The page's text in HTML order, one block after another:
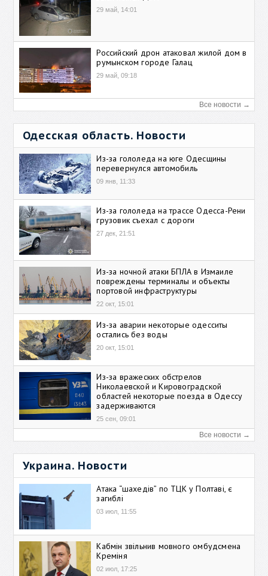
29 май, 14:01
Российский дрон атаковал жилой дом в
румынском городе Галац
29 май, 09:18
Все новости →
Одесская область. Новости
Из-за гололеда на юге Одесщины
перевернулся автомобиль
09 янв, 11:33
Из-за гололеда на трассе Одесса-Рени
грузовик съехал с дороги
27 дек, 21:51
Из-за ночной атаки БПЛА в Измаиле
повреждены терминалы и объекты
портовой инфраструктуры
22 окт, 15:01
Из-за аварии некоторые одесситы
остались без воды
20 окт, 15:01
Из-за вражеских обстрелов
Николаевской и Кировоградской
областей некоторые поезда в Одессу
задерживаются
25 сен, 09:01
Все новости →
Украина. Новости
Атака “шахедів” по ТЦК у Полтаві, є
загиблі
03 июл, 11:55
Кабмін звільнив мовного омбудсмена
Креміня
02 июл, 17:25